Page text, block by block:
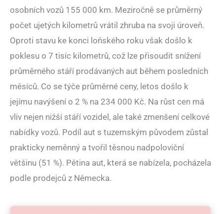
osobních vozů 155 000 km. Meziročně se průměrný
počet ujetých kilometrů vrátil zhruba na svoji úroveň.
Oproti stavu ke konci loňského roku však došlo k
poklesu o 7 tisíc kilometrů, což lze přisoudit snížení
průměrného stáří prodávaných aut během posledních
měsíců. Co se týče průměrné ceny, letos došlo k
jejímu navýšení o 2 % na 234 000 Kč. Na růst cen má
vliv nejen nižší stáří vozidel, ale také zmenšení celkové
nabídky vozů. Podíl aut s tuzemským původem zůstal
prakticky neměnný a tvořil těsnou nadpoloviční
většinu (51 %). Pětina aut, která se nabízela, pocházela
podle prodejců z Německa.